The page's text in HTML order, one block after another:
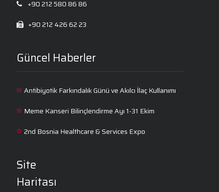
+90 212 580 86 86
+90 212 426 62 23
Güncel Haberler
Antibiyotik Farkındalık Günü ve Akılcı İlaç Kullanımı
Meme Kanseri Bilinçlendirme Ayı 1-31 Ekim
2nd Bosnia Healthcare & Services Expo
Site
Haritası